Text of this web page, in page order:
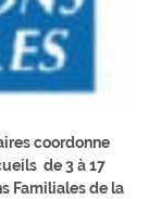
coordonne
de 3 à 17
Familiales de la